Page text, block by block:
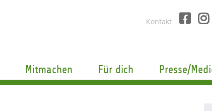
Kontakt
Mitmachen Für dich Presse/